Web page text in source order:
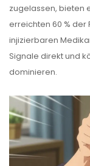
zugelassen, bieten
erreichten 60 % der
injizierbaren
Signale direkt und
dominieren.